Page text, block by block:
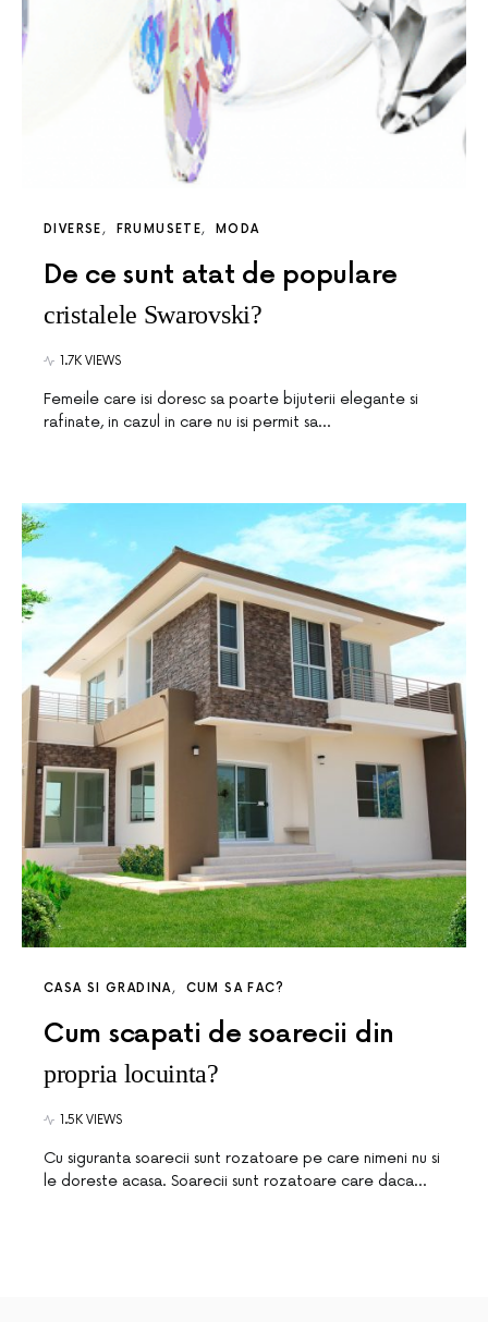
DIVERSE FRUMUSETE MODA
De ce sunt atat de populare
cristalele Swarovski?
1.7K VIEWS
Femeile care isi doresc sa poarte bijuterii elegante si
rafinate, in cazul in care nu isi permit sa…
CASA SI GRADINA CUM SA FAC?
Cum scapati de soarecii din
propria locuinta?
1.5K VIEWS
Cu siguranta soarecii sunt rozatoare pe care nimeni nu si
le doreste acasa. Soarecii sunt rozatoare care daca…